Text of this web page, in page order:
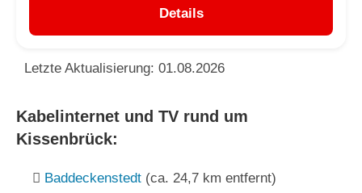
Details
Letzte Aktualisierung: 01.08.2026
Kabelinternet und TV rund um
Kissenbrück:
Baddeckenstedt (ca. 24,7 km entfernt)